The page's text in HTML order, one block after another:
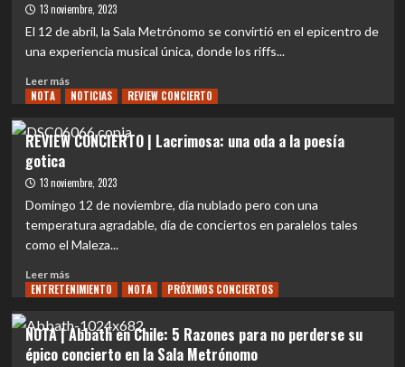
13 noviembre, 2023
El 12 de abril, la Sala Metrónomo se convirtió en el epicentro de
una experiencia musical única, donde los riffs...
Leer másLeer
más
REVIEW
CONCIERTO
Noche
de
y
metal:
arrasa
en
la
Sala
Metrónomo
NOTA NOTICIAS REVIEW CONCIERTO
REVIEW CONCIERTO | Lacrimosa: una oda a la poesía
gotica
13 noviembre, 2023
Domingo 12 de noviembre, día nublado pero con una
temperatura agradable, día de conciertos en paralelos tales
como el Maleza...
Leer másLeer
más
REVIEW
CONCIERTO
|
ENTRETENIMIENTO NOTA PRÓXIMOS CONCIERTOS
NOTA | Abbath en Chile: 5 Razones para no perderse su
épico concierto en la Sala Metrónomo